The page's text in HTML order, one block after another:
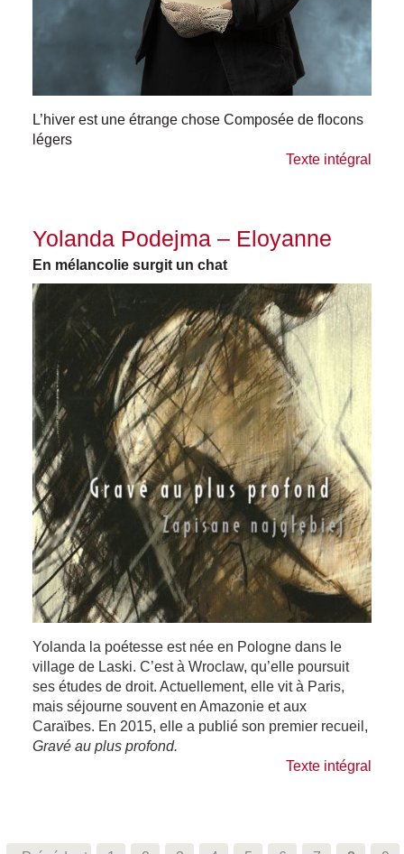
L’hiver est une étrange chose Composée de flocons
légers
Texte intégral
Yolanda Podejma – Eloyanne
En mélancolie surgit un chat
Yolanda la poétesse est née en Pologne dans le
village de Laski. C’est à Wroclaw, qu’elle poursuit
ses études de droit. Actuellement, elle vit à Paris,
mais séjourne souvent en Amazonie et aux
Caraïbes. En 2015, elle a publié son premier recueil,
Gravé au plus profond.
Texte intégral